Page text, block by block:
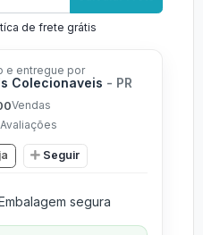
de frete grátis
e entregue por
Colecionaveis - PR
Vendas
Avaliações
Seguir
segura